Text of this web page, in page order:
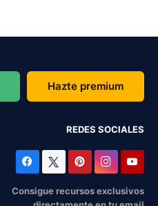
Hazte premium
REDES SOCIALES
Consigue recursos exclusivos